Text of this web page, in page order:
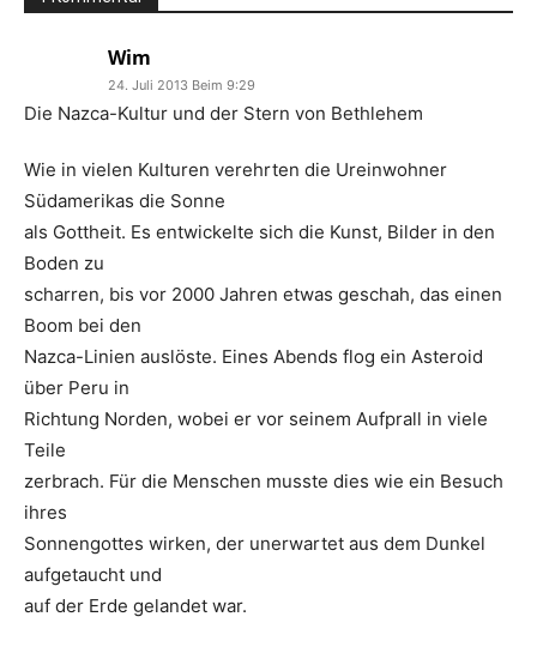
Wim
24. Juli 2013 Beim 9:29
Die Nazca-Kultur und der Stern von Bethlehem
Wie in vielen Kulturen verehrten die Ureinwohner
Südamerikas die Sonne
als Gottheit. Es entwickelte sich die Kunst, Bilder in den
Boden zu
scharren, bis vor 2000 Jahren etwas geschah, das einen
Boom bei den
Nazca-Linien auslöste. Eines Abends flog ein Asteroid
über Peru in
Richtung Norden, wobei er vor seinem Aufprall in viele
Teile
zerbrach. Für die Menschen musste dies wie ein Besuch
ihres
Sonnengottes wirken, der unerwartet aus dem Dunkel
aufgetaucht und
auf der Erde gelandet war.